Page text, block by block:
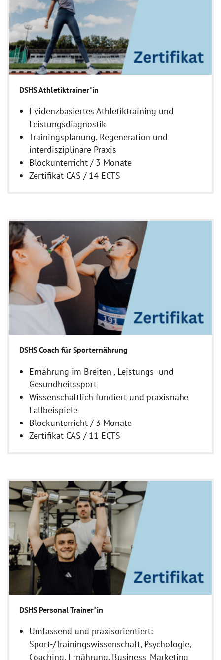
DSHS Athletiktrainer*in
Evidenzbasiertes Athletiktraining und
Leistungsdiagnostik
Trainingsplanung, Regeneration und
interdisziplinäre Praxis
Blockunterricht / 3 Monate
Zertifikat CAS / 14 ECTS
DSHS Coach für Sporternährung
Ernährung im Breiten-, Leistungs- und
Gesundheitssport
Wissenschaftlich fundiert und praxisnahe
Fallbeispiele
Blockunterricht / 3 Monate
Zertifikat CAS / 11 ECTS
DSHS Personal Trainer*in
Umfassend und praxisorientiert:
Sport-/Trainingswissenschaft, Psychologie,
Coaching, Ernährung, Business, Marketing